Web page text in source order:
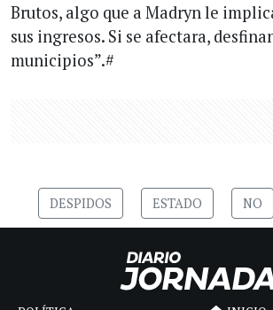
Brutos, algo que a Madryn le
sus ingresos. Si se afectara,
municipios”.#
DESPIDOS ESTADO NO